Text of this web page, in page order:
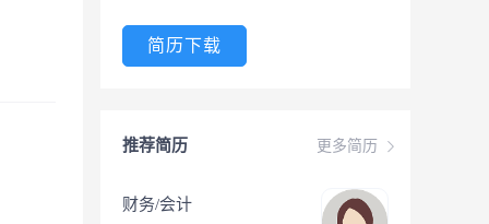
简历下载
更多简历
推荐简历
财务/会计